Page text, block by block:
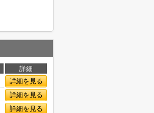
詳細
詳細を見る
詳細を見る
詳細を見る